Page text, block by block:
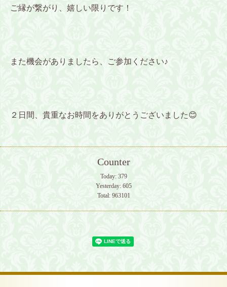
ご縁が繋がり、嬉しい限りです！
また機会がありましたら、ご参加ください♪
２日間、貴重なお時間をありがとうございました😊
Counter
Today: 379
Yesterday: 605
Total: 963101